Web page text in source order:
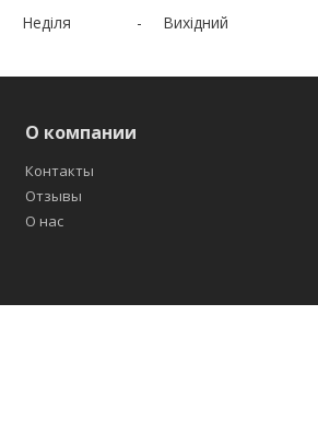
Неділя
Вихідний
О компании
Контакты
Отзывы
О нас